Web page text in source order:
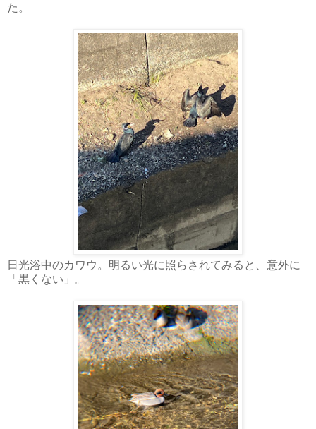
た。
日光浴中のカワウ。明るい光に照らされてみると、意外に
「黒くない」。